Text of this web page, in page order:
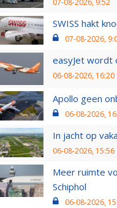
SWISS hakt
07-08-2026,
easyJet wordt
06-08-2026, 16:20
Apollo geen
06-08-2026,
In jacht op
06-08-2026, 15:56
Meer ruimte
Schiphol
06-08-2026,